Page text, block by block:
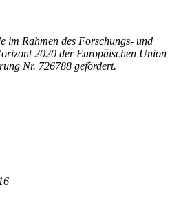
im Rahmen des Forschungs- und
2020 der Europäischen Union
Nr. 726788 gefördert.